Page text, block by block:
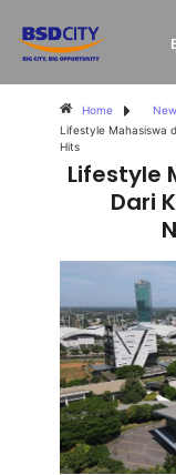
Home
Lifestyle Mahasiswa
Hits
Lifestyle
Dari